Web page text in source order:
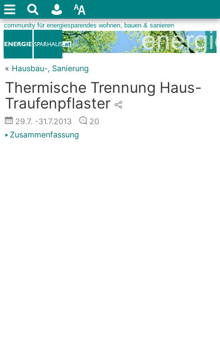
« Hausbau-, Sanierung
Thermische Trennung Haus-
Traufenpflaster
29.7. -31.7.2013
20
Zusammenfassung